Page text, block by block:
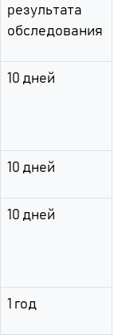
результата
обследования
10 дней
10 дней
10 дней
1 год